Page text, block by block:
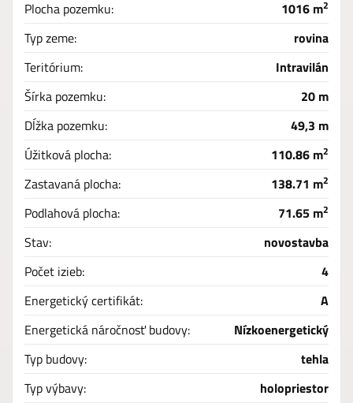
Plocha pozemku:
1016 m2
Typ zeme:
rovina
Teritórium:
Intravilán
Šírka pozemku:
20 m
Dĺžka pozemku:
49,3 m
Úžitková plocha:
110.86 m2
Zastavaná plocha: 138.71 m2
Podlahová plocha: 71.65 m2
Stav:
novostavba
Počet izieb:
4
Energetický certifikát:
A
Energetická náročnosť budovy:
Nízkoenergetický
Typ budovy:
tehla
Typ výbavy:
holopriestor